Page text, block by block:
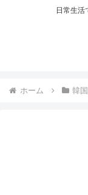
日常生活
ホーム 韓